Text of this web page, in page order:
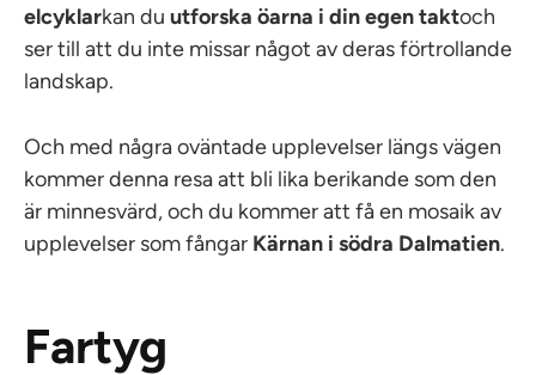
elcyklarkan du utforska öarna i din egen taktoch
ser till att du inte missar något av deras förtrollande
landskap.
Och med några oväntade upplevelser längs vägen
kommer denna resa att bli lika berikande som den
är minnesvärd, och du kommer att få en mosaik av
upplevelser som fångar Kärnan i södra Dalmatien.
Fartyg